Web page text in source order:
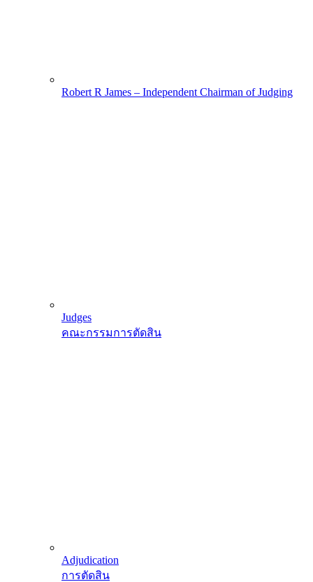
Robert R James – Independent Chairman of Judging
Judges
คณะกรรมการตัดสิน
Adjudication
การตัดสิน